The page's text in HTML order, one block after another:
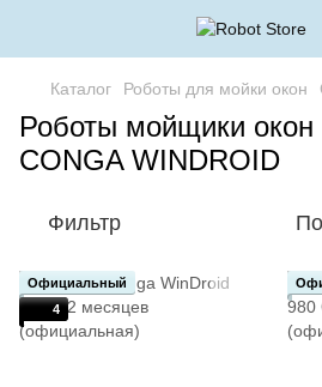
Каталог Роботы для мойки окон
Роботы мойщики окон
CONGA WINDROID
Фильтр
Официальный
4